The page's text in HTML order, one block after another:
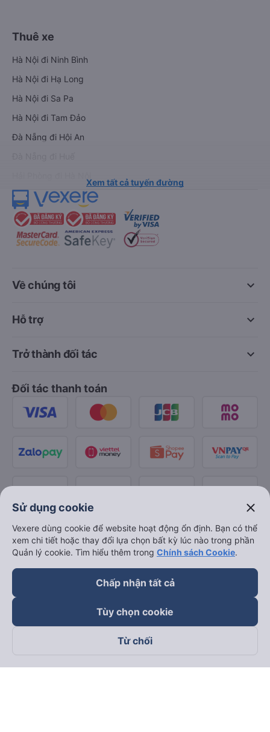
Thuê xe
Hà Nội đi Ninh Bình
Hà Nội đi Hạ Long
Hà Nội đi Sa Pa
Hà Nội đi Tam Đảo
Đà Nẵng đi Hội An
Xem tất cả tuyến đường
keyboard_arrow_down
Về chúng tôi
keyboard_arrow_down
Hỗ trợ
keyboard_arrow_down
Trở thành đối tác
Đối tác thanh toán
Theo dõi chúng tôi trên
Sử dụng cookie close
Vexere dùng cookie để website hoạt động ổn định. Bạn có thể
xem chi tiết hoặc thay đổi lựa chọn bất kỳ lúc nào trong phần
Quản lý cookie. Tìm hiểu thêm trong Chính sách Cookie.
Chấp nhận tất cả
Tùy chọn cookie
Từ chối